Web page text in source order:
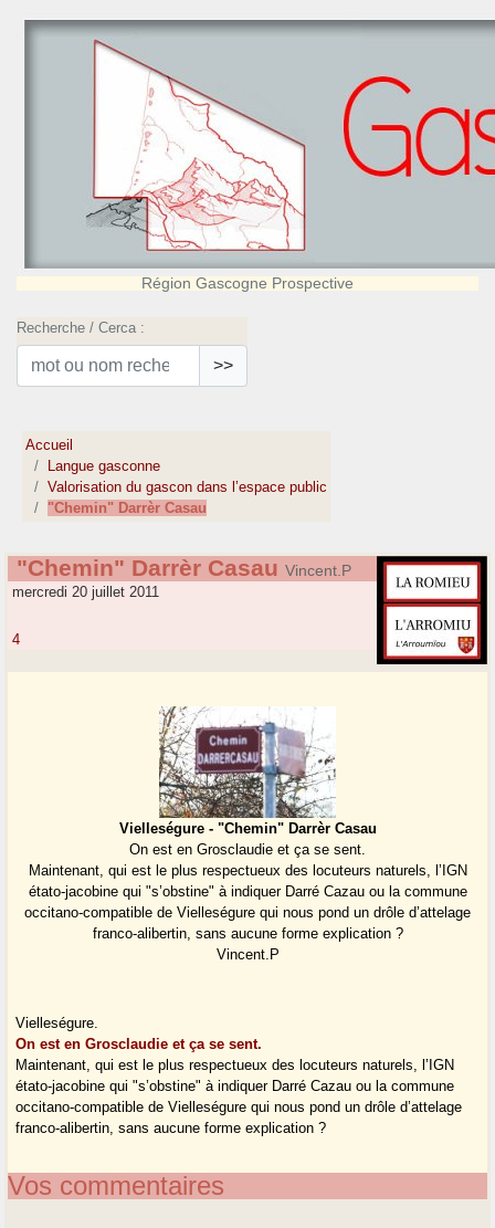
Région Gascogne Prospective
Recherche / Cerca :
>>
Accueil
Langue gasconne
Valorisation du gascon dans l’espace public
"Chemin" Darrèr Casau
"Chemin" Darrèr Casau Vincent.P
mercredi 20 juillet 2011
4
Vielleségure - "Chemin" Darrèr Casau
On est en Grosclaudie et ça se sent.
Maintenant, qui est le plus respectueux des locuteurs naturels, l’IGN
étato-jacobine qui "s’obstine" à indiquer Darré Cazau ou la commune
occitano-compatible de Vielleségure qui nous pond un drôle d’attelage
franco-alibertin, sans aucune forme explication ?
Vincent.P
Vielleségure.
On est en Grosclaudie et ça se sent.
Maintenant, qui est le plus respectueux des locuteurs naturels, l’IGN
étato-jacobine qui "s’obstine" à indiquer Darré Cazau ou la commune
occitano-compatible de Vielleségure qui nous pond un drôle d’attelage
franco-alibertin, sans aucune forme explication ?
Vos commentaires